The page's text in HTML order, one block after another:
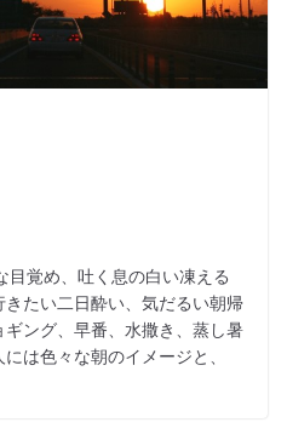
目覚め、吐く息の白い凍える
たい二日酔い、気だるい朝帰
ング、早番、水撒き、蒸し暑
は色々な朝のイメージと、